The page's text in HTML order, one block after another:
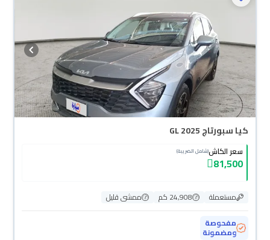
كيا سبورتاج GL 2025
سعر الكاش(شامل الضريبة)
81,500
مستعملة 24,908 كم
ممشى قليل
مفحوصة
ومضمونة